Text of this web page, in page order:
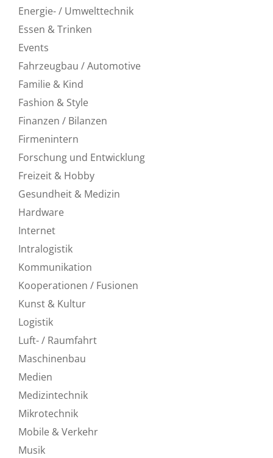
Energie- / Umwelttechnik
Essen & Trinken
Events
Fahrzeugbau / Automotive
Familie & Kind
Fashion & Style
Finanzen / Bilanzen
Firmenintern
Forschung und Entwicklung
Freizeit & Hobby
Gesundheit & Medizin
Hardware
Internet
Intralogistik
Kommunikation
Kooperationen / Fusionen
Kunst & Kultur
Logistik
Luft- / Raumfahrt
Maschinenbau
Medien
Medizintechnik
Mikrotechnik
Mobile & Verkehr
Musik